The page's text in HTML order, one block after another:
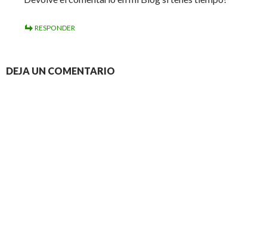
RESPONDER
DEJA UN COMENTARIO